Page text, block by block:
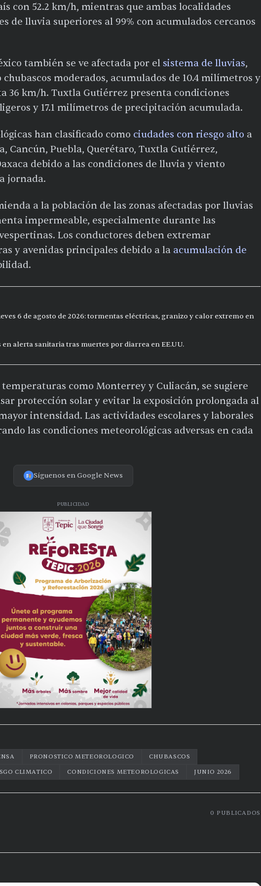
con 52.2 km/h, mientras que ambas localidades
de lluvia superiores al 99% con acumulados cercanos
también se ve afectada por el sistema de lluvias,
moderados, acumulados de 10.4 milímetros y
36 km/h. Tuxtla Gutiérrez presenta condiciones
y 17.1 milímetros de precipitación acumulada.
han clasificado como ciudades con riesgo alto a
Cancún, Puebla, Querétaro, Tuxtla Gutiérrez,
debido a las condiciones de lluvia y viento
jornada.
a la población de las zonas afectadas por lluvias
impermeable, especialmente durante las
Los conductores deben extremar
y avenidas principales debido a la acumulación de
6 de agosto de 2026: tormentas eléctricas, granizo y calor extremo en
alerta sanitaria tras muertes por diarrea en EE.UU.
como Monterrey y Culiacán, se sugiere
protección solar y evitar la exposición prolongada al
intensidad. Las actividades escolares y laborales
las condiciones meteorológicas adversas en cada
Síguenos en Google News
PUBLICIDAD
PRONOSTICO METEOROLOGICO
CHUBASCOS
CLIMATICO CONDICIONES METEOROLOGICAS JUNIO 2026
0 PUBLICADOS